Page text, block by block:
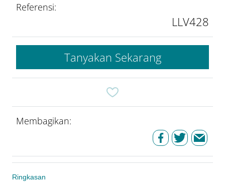
Referensi:
LLV428
Tanyakan Sekarang
Membagikan:
Ringkasan